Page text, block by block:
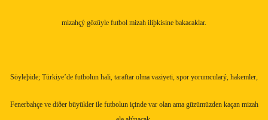
mizahçý gözüyle futbol mizah iliþkisine bakacaklar.
Söyleþide; Türkiye’de futbolun hali, taraftar olma vaziyeti, spor yorumcularý, hakemler,
Fenerbahçe ve diðer büyükler ile futbolun içinde var olan ama güzümüzden kaçan mizah